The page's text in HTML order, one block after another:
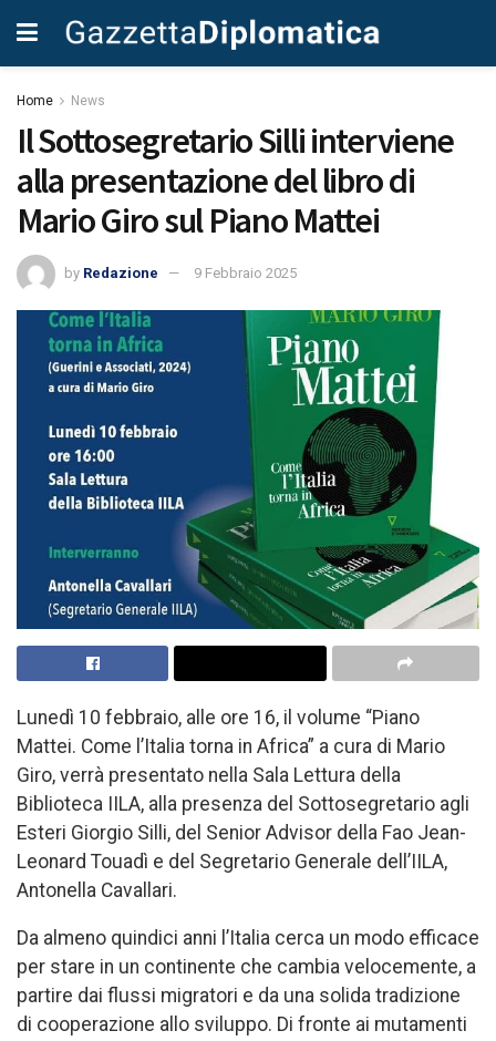
Home News
Il Sottosegretario Silli interviene
alla presentazione del libro di
Mario Giro sul Piano Mattei
by Redazione 9 Febbraio 2025
Lunedì 10 febbraio, alle ore 16, il volume “Piano
Mattei. Come l’Italia torna in Africa” a cura di Mario
Giro, verrà presentato nella Sala Lettura della
Biblioteca IILA, alla presenza del Sottosegretario agli
Esteri Giorgio Silli, del Senior Advisor della Fao Jean-
Leonard Touadì e del Segretario Generale dell’IILA,
Antonella Cavallari.
Da almeno quindici anni l’Italia cerca un modo efficace
per stare in un continente che cambia velocemente, a
partire dai flussi migratori e da una solida tradizione
di cooperazione allo sviluppo. Di fronte ai mutamenti